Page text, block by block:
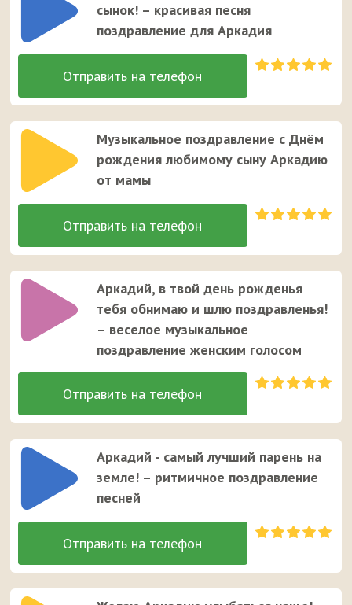
сынок! – красивая песня
поздравление для Аркадия
Музыкальное поздравление с Днём
рождения любимому сыну Аркадию
от мамы
Аркадий, в твой день рожденья
тебя обнимаю и шлю поздравленья!
– веселое музыкальное
поздравление женским голосом
Аркадий - самый лучший парень на
земле! – ритмичное поздравление
песней